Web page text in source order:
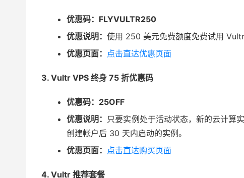
优惠码：FLYVULTR250
优惠说明： 使用 250 美元免费额度免费试用 Vultr
优惠页面： 点击直达优惠页面
3. Vultr VPS 终身 75 折优惠码
优惠码：25OFF
优惠说明： 只要实例处于活动状态，新的云计算
创建帐户后 30 天内启动的实例。
优惠页面： 点击直达购买页面
4. Vultr 推荐套餐